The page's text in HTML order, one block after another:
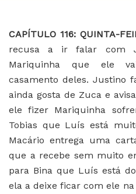
CAPÍTULO 116: QUINTA-
recusa a ir falar com
Mariquinha que ele
casamento deles. Justino
ainda gosta de Zuca e
ele fizer Mariquinha
Tobias que Luís está
Macário entrega uma
que a recebe sem muito
para Bina que Luís está
ela a deixe ficar com ele